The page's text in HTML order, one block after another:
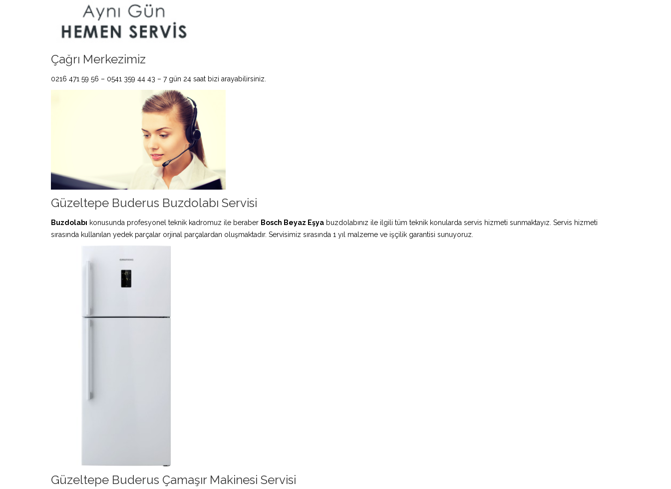
Çağrı Merkezimiz
0216 471 59 56 – 0541 359 44 43 – 7 gün 24 saat bizi arayabilirsiniz.
Güzeltepe Buderus Buzdolabı Servisi
Buzdolabı konusunda profesyonel teknik kadromuz ile beraber Bosch Beyaz Eşya buzdolabınız ile ilgili tüm teknik konularda servis hizmeti sunmaktayız. Servis hizmeti
sırasında kullanılan yedek parçalar orjinal parçalardan oluşmaktadır. Servisimiz sırasında 1 yıl malzeme ve işçilik garantisi sunuyoruz.
Güzeltepe Buderus Çamaşır Makinesi Servisi